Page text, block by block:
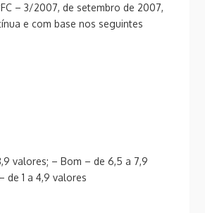
– 3/2007, de setembro de 2007,
e com base nos seguintes
valores; – Bom – de 6,5 a 7,9
de 1 a 4,9 valores